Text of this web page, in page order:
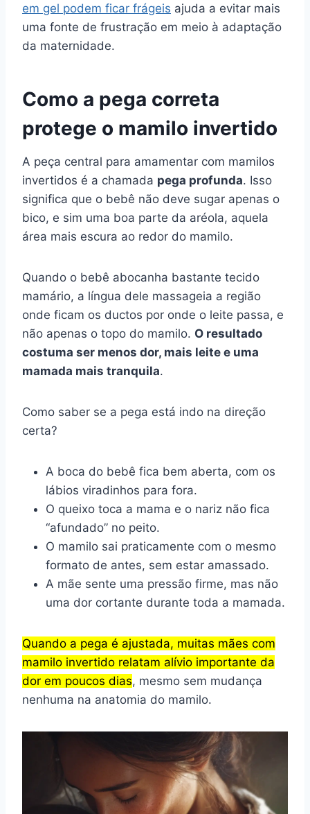
em gel podem ficar frágeis ajuda a evitar mais
uma fonte de frustração em meio à adaptação
da maternidade.
Como a pega correta
protege o mamilo invertido
A peça central para amamentar com mamilos
invertidos é a chamada pega profunda. Isso
significa que o bebê não deve sugar apenas o
bico, e sim uma boa parte da aréola, aquela
área mais escura ao redor do mamilo.
Quando o bebê abocanha bastante tecido
mamário, a língua dele massageia a região
onde ficam os ductos por onde o leite passa, e
não apenas o topo do mamilo. O resultado
costuma ser menos dor, mais leite e uma
mamada mais tranquila.
Como saber se a pega está indo na direção
certa?
A boca do bebê fica bem aberta, com os
lábios viradinhos para fora.
O queixo toca a mama e o nariz não fica
“afundado” no peito.
O mamilo sai praticamente com o mesmo
formato de antes, sem estar amassado.
A mãe sente uma pressão firme, mas não
uma dor cortante durante toda a mamada.
Quando a pega é ajustada, muitas mães com
mamilo invertido relatam alívio importante da
dor em poucos dias, mesmo sem mudança
nenhuma na anatomia do mamilo.